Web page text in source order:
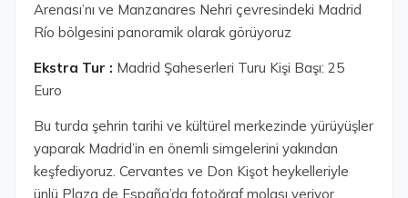
Arenası’nı ve Manzanares Nehri çevresindeki Madrid
Río bölgesini panoramik olarak görüyoruz
Ekstra Tur : Madrid Şaheserleri Turu Kişi Başı: 25
Euro
Bu turda şehrin tarihi ve kültürel merkezinde yürüyüşler
yaparak Madrid’in en önemli simgelerini yakından
keşfediyoruz. Cervantes ve Don Kişot heykelleriyle
ünlü Plaza de España’da fotoğraf molası veriyor,